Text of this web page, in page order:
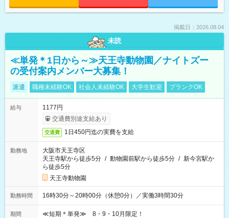
掲載日：2026.08.04
未読
≪単発＊1日から～≫天王寺動物園／ナイトズー
の受付案内メンバー大募集！
派遣 職種未経験OK 社会人未経験OK 大学生歓迎 ブランクOK
給与
1177円
交通費別途支給あり
交通費 1日450円迄の実費を支給
勤務地
大阪市天王寺区
天王寺駅から徒歩5分 / 動物園前駅から徒歩5分 / 新今宮駅か
ら徒歩5分
天王寺動物園
勤務時間 16時30分～20時00分（休憩0分）／実働3時間30分
期間 ≪短期＊単発≫ 8・9・10月限定！